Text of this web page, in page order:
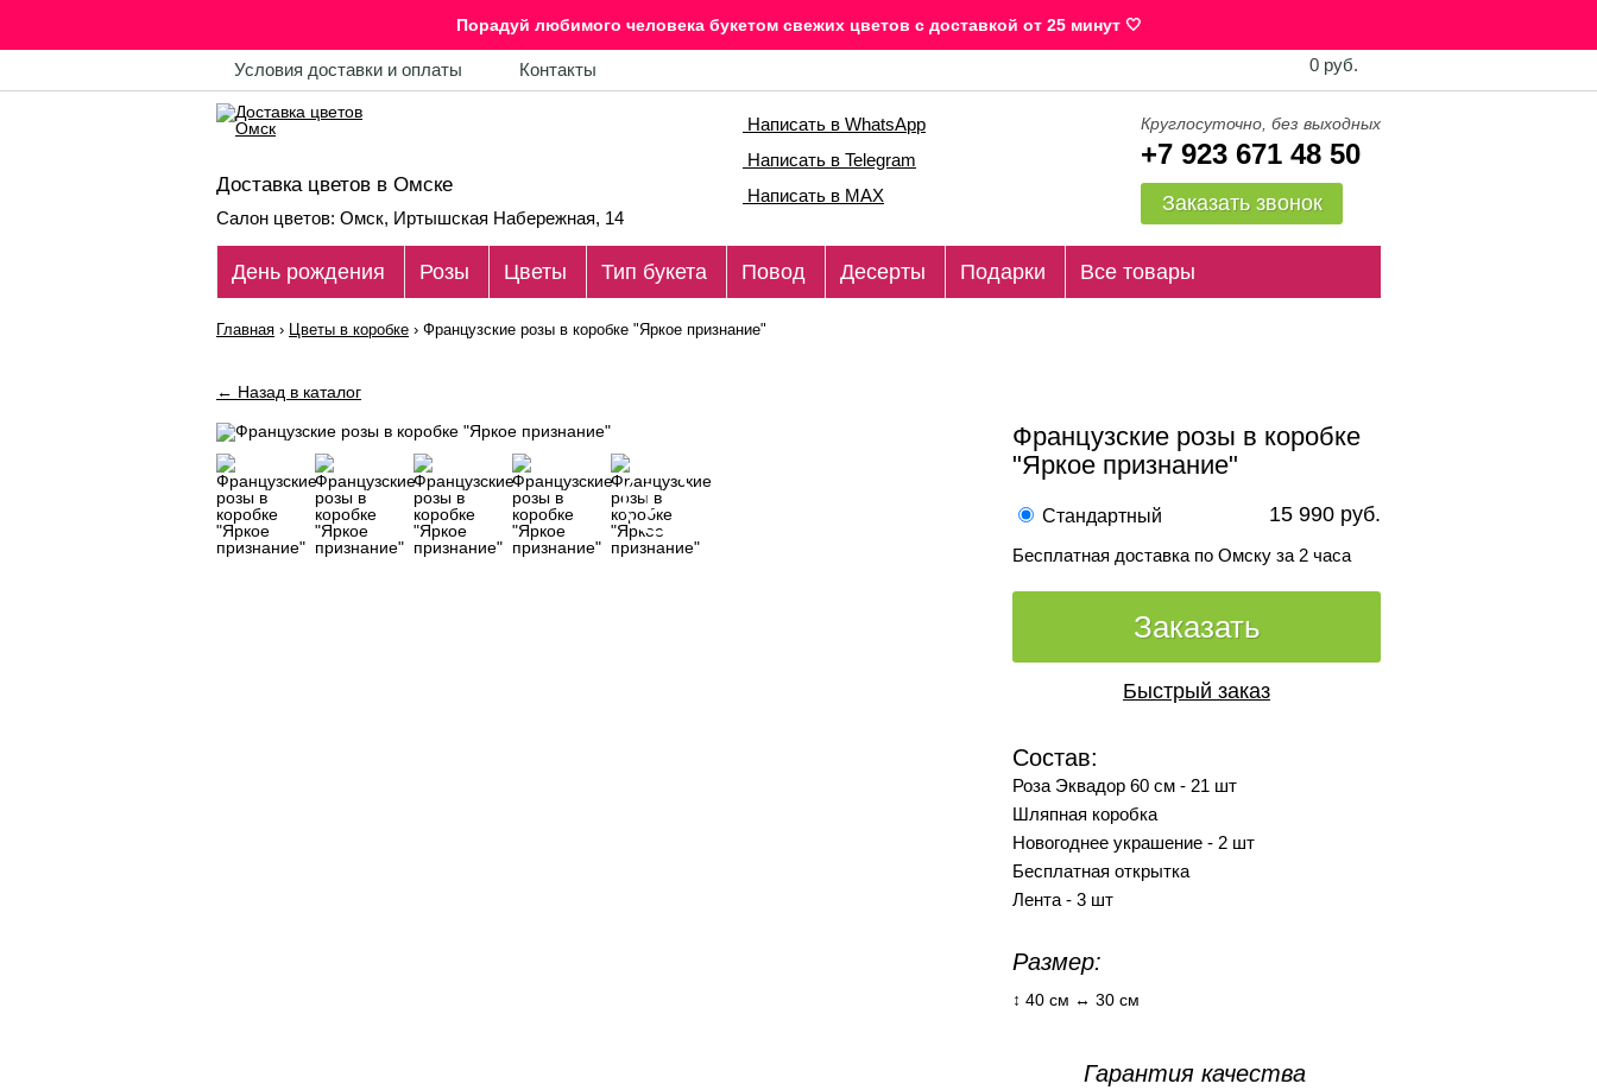
Порадуй любимого человека букетом свежих цветов c доставкой от 25 минут 🤍
Условия доставки и оплаты Контакты 0 руб.
Доставка цветов в Омске
Салон цветов: Омск, Иртышская Набережная, 14
Написать в WhatsApp
Написать в Telegram
Написать в MAX
Круглосуточно, без выходных
+7 923 671 48 50
Заказать звонок
День рождения Розы Цветы Тип букета Повод Десерты Подарки Все товары
Главная › Цветы в коробке › Французские розы в коробке "Яркое признание"
← Назад в каталог
Французские розы в коробке
"Яркое признание"
Стандартный 15 990 руб.
Бесплатная доставка по Омску за 2 часа
Заказать
Быстрый заказ
Состав:
Роза Эквадор 60 см - 21 шт
Шляпная коробка
Новогоднее украшение - 2 шт
Бесплатная открытка
Лента - 3 шт
Размер:
↕ 40 см ↔ 30 см
Гарантия качества